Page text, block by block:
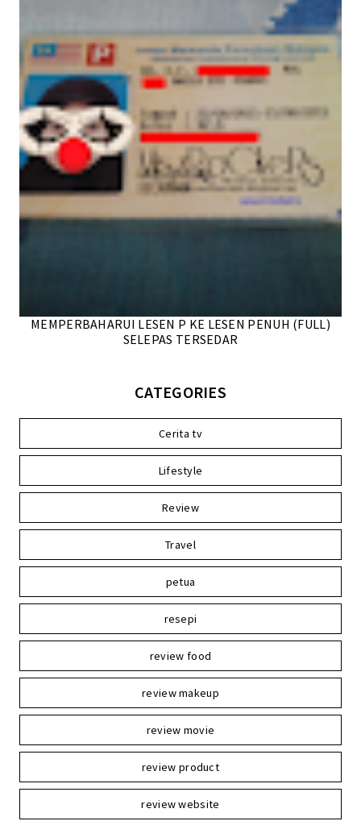
MEMPERBAHARUI LESEN P KE LESEN PENUH (FULL)
SELEPAS TERSEDAR
CATEGORIES
Cerita tv
Lifestyle
Review
Travel
petua
resepi
review food
review makeup
review movie
review product
review website